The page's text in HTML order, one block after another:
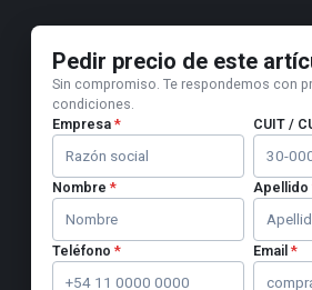
Pedir precio de este
Sin compromiso. Te respondemos con
condiciones.
Empresa * CUIT /
Nombre * Apellido
Teléfono * Email *